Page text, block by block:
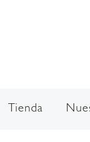
Tienda